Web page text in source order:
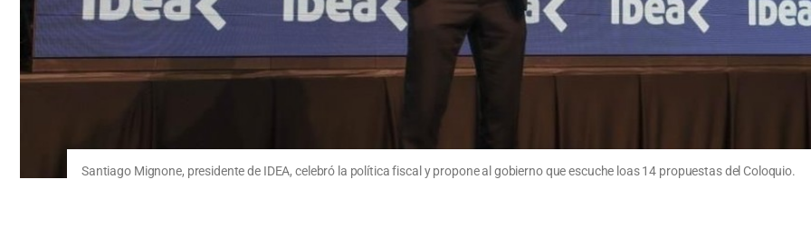
Santiago Mignone, presidente de IDEA, celebró la política fiscal y propone al gobierno que escuche loas 14 propuestas del Coloquio.